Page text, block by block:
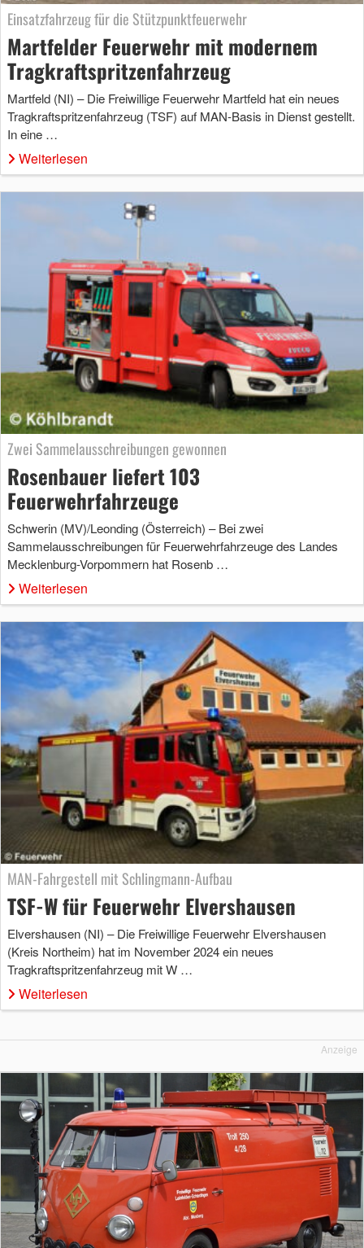
Einsatzfahrzeug für die Stützpunktfeuerwehr
Martfelder Feuerwehr mit modernem
Tragkraftspritzenfahrzeug
Martfeld (NI) – Die Freiwillige Feuerwehr Martfeld hat ein neues
Tragkraftspritzenfahrzeug (TSF) auf MAN-Basis in Dienst gestellt.
In eine …
Weiterlesen
Zwei Sammelausschreibungen gewonnen
Rosenbauer liefert 103
Feuerwehrfahrzeuge
Schwerin (MV)/Leonding (Österreich) – Bei zwei
Sammelausschreibungen für Feuerwehrfahrzeuge des Landes
Mecklenburg-Vorpommern hat Rosenb …
Weiterlesen
MAN-Fahrgestell mit Schlingmann-Aufbau
TSF-W für Feuerwehr Elvershausen
Elvershausen (NI) – Die Freiwillige Feuerwehr Elvershausen
(Kreis Northeim) hat im November 2024 ein neues
Tragkraftspritzenfahrzeug mit W …
Weiterlesen
Anzeige